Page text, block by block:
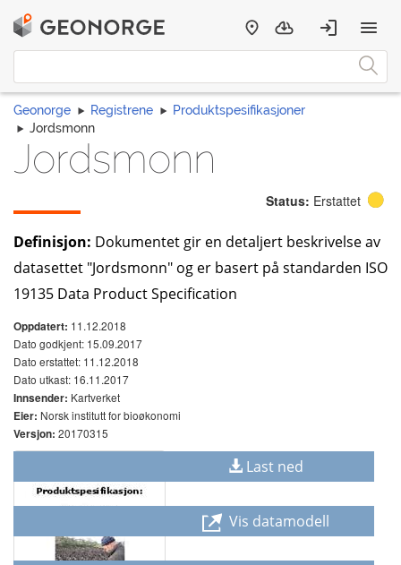
Geonorge Registrene
Produktspesifikasjoner
Jordsmonn
Jordsmonn
Status: Erstattet
Definisjon: Dokumentet gir en detaljert beskrivelse av
datasettet "Jordsmonn" og er basert på standarden ISO
19135 Data Product Specification
Oppdatert: 11.12.2018
Dato godkjent: 15.09.2017
Dato erstattet: 11.12.2018
Dato utkast: 16.11.2017
Innsender: Kartverket
Eier: Norsk institutt for bioøkonomi
Versjon: 20170315
Last ned
Vis datamodell